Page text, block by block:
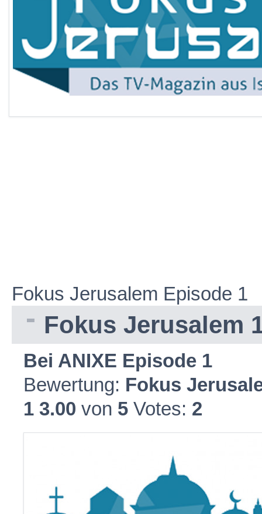
Fokus Jerusalem Episode 1
Fokus Jerusalem
Bei ANIXE Episode 1
Bewertung: Fokus
1 3.00 von 5 Votes: 2